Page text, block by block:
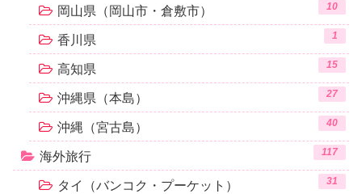
岡山県（岡山市・倉敷市） 10
香川県 1
高知県 15
沖縄県（本島） 27
沖縄（宮古島） 40
海外旅行 117
タイ（バンコク・プーケット） 31